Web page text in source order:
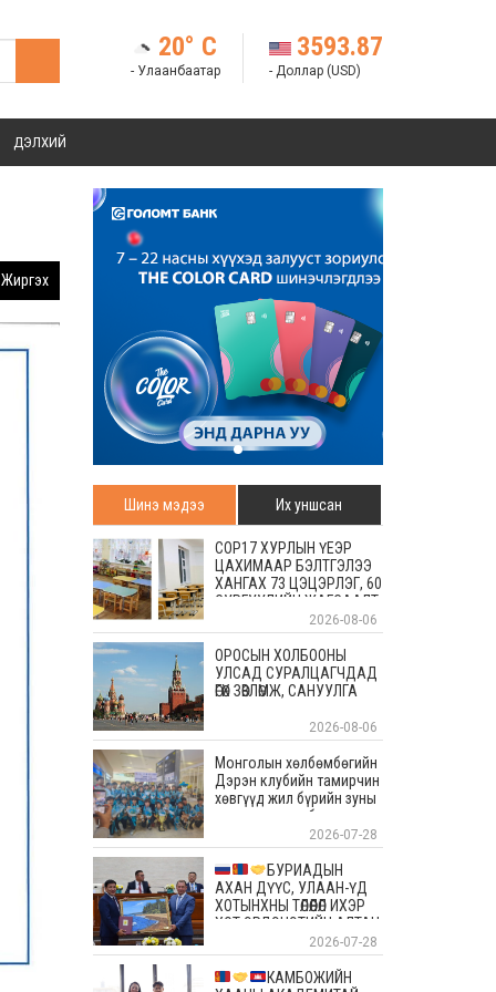
20° C
- Улаанбаатар
3593.87
- Доллар (USD)
ДЭЛХИЙ
Жиргэх
Шинэ мэдээ Их уншсан
COP17 ХУРЛЫН ҮЕЭР
ЦАХИМААР БЭЛТГЭЛЭЭ
ХАНГАХ 73 ЦЭЦЭРЛЭГ, 60
СУРГУУЛИЙН ЖАГСААЛТ
2026-08-06
ОРОСЫН ХОЛБООНЫ
УЛСАД СУРАЛЦАГЧДАД
ӨГӨХ ЗӨВЛӨМЖ, САНУУЛГА
2026-08-06
Монголын хөлбөмбөгийн
Дэрэн клубийн тамирчин
хөвгүүд жил бүрийн зуны
энэ өдрүүдэд болдог
уламжлалт Скандиновын
орнуудын тэмцээндээ
оролцоод ирлээ
2026-07-28
БУРИАДЫН
АХАН ДҮҮС, УЛААН-ҮД
ХОТЫНХНЫ ТӨЛӨӨЛӨЛ ИХЭР
ХОТ ЭРДЭНЭТИЙН АЛТАН
ОЙД БАЯР ХҮРГЭЛЭЭ
2026-07-28
КАМБОЖИЙН